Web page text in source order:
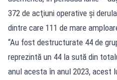
372 de acţiuni operative şi
dintre care 111 de mare
“Au fost destructurate 44 de
reprezintă un 44 la sută din
anul acesta în anul 2023, acest